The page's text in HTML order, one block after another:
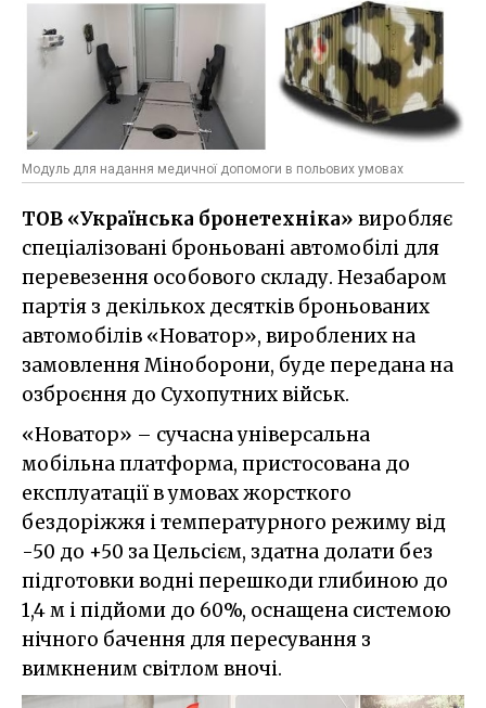
Модуль для надання медичної допомоги в польових умовах
ТОВ «Українська бронетехніка» виробляє
спеціалізовані броньовані автомобілі для
перевезення особового складу. Незабаром
партія з декількох десятків броньованих
автомобілів «Новатор», вироблених на
замовлення Міноборони, буде передана на
озброєння до Сухопутних військ.
«Новатор» – сучасна універсальна
мобільна платформа, пристосована до
експлуатації в умовах жорсткого
бездоріжжя і температурного режиму від
-50 до +50 за Цельсієм, здатна долати без
підготовки водні перешкоди глибиною до
1,4 м і підйоми до 60%, оснащена системою
нічного бачення для пересування з
вимкненим світлом вночі.